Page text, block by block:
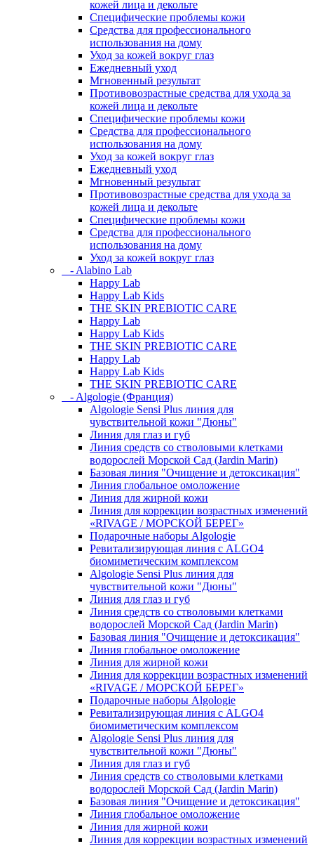
кожей лица и декольте
Специфические проблемы кожи
Средства для профессионального
использования на дому
Уход за кожей вокруг глаз
Ежедневный уход
Мгновенный результат
Противовозрастные средства для ухода за
кожей лица и декольте
Специфические проблемы кожи
Средства для профессионального
использования на дому
Уход за кожей вокруг глаз
Ежедневный уход
Мгновенный результат
Противовозрастные средства для ухода за
кожей лица и декольте
Специфические проблемы кожи
Средства для профессионального
использования на дому
Уход за кожей вокруг глаз
- Alabino Lab
Happy Lab
Happy Lab Kids
THE SKIN PREBIOTIC CARE
Happy Lab
Happy Lab Kids
THE SKIN PREBIOTIC CARE
Happy Lab
Happy Lab Kids
THE SKIN PREBIOTIC CARE
- Algologie (Франция)
Algologie Sensi Plus линия для
чувcтвительной кожи "Дюны"
Линия для глаз и губ
Линия средств со стволовыми клетками
водорослей Морской Сад (Jardin Marin)
Базовая линия "Очищение и детоксикация"
Линия глобальное омоложение
Линия для жирной кожи
Линия для коррекции возрастных изменений
«RIVAGE / МОРСКОЙ БЕРЕГ»
Подарочные наборы Algologie
Ревитализирующая линия с ALGO4
биомиметическим комплексом
Algologie Sensi Plus линия для
чувcтвительной кожи "Дюны"
Линия для глаз и губ
Линия средств со стволовыми клетками
водорослей Морской Сад (Jardin Marin)
Базовая линия "Очищение и детоксикация"
Линия глобальное омоложение
Линия для жирной кожи
Линия для коррекции возрастных изменений
«RIVAGE / МОРСКОЙ БЕРЕГ»
Подарочные наборы Algologie
Ревитализирующая линия с ALGO4
биомиметическим комплексом
Algologie Sensi Plus линия для
чувcтвительной кожи "Дюны"
Линия для глаз и губ
Линия средств со стволовыми клетками
водорослей Морской Сад (Jardin Marin)
Базовая линия "Очищение и детоксикация"
Линия глобальное омоложение
Линия для жирной кожи
Линия для коррекции возрастных изменений